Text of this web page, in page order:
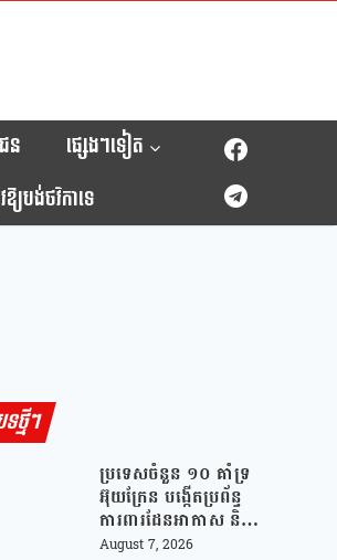
ន
ផ្សេងៗទៀត
យបង់ថវិកាទេ
ទថ្មីៗ
ប្រទេសចំនួន ១០ គាំទ្រ
អ៊ុយក្រែន បង្កើតប្រព័ន្ធ
ការពារដែនអាកាស និងមី
ស៊ីលបាលីស្ទិក រួមគ្នាជា
August 7, 2026